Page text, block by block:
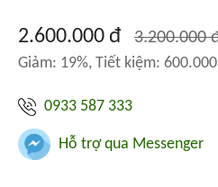
2.600.000 đ 3.200.000
Giảm: 19%, Tiết kiệm:
0933 587 333
Hỗ trợ qua Messenger